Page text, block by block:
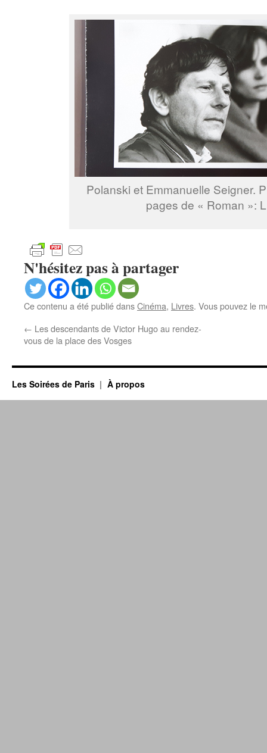
Polanski et Emmanuelle Seigner.
pages de « Roman »:
N'hésitez pas à partager
Ce contenu a été publié dansCinéma, Livres. Vous pouvez le
← Les descendants de Victor Hugo au rendez-
vous de la place des Vosges
Les Soirées de Paris À propos